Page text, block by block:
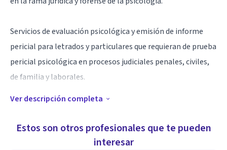
Servicios de evaluación psicológica y emisión de informe
pericial para letrados y particulares que requieran de prueba
pericial psicológica en procesos judiciales penales, civiles,
de familia y laborales.
Especialidad
Ver descripción completa
Estos son otros profesionales que te pueden
interesar